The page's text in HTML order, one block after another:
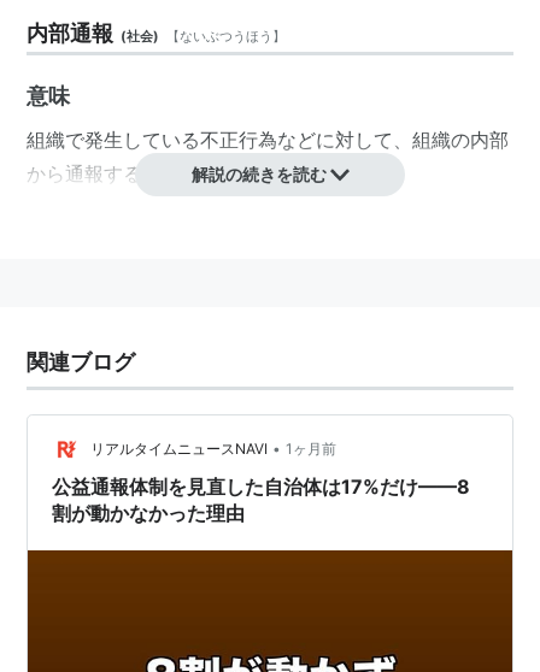
内部通報 (社会) 【ないぶつうほう 】
意味
組織で発生している不正行為などに対して、組織の内部
から通報すること。解説の続きを読む
関連ブログ
リアルタイムニュースNAVI • 1ヶ月前
公益通報体制を見直した自治体は17%だけ——8
割が動かなかった理由